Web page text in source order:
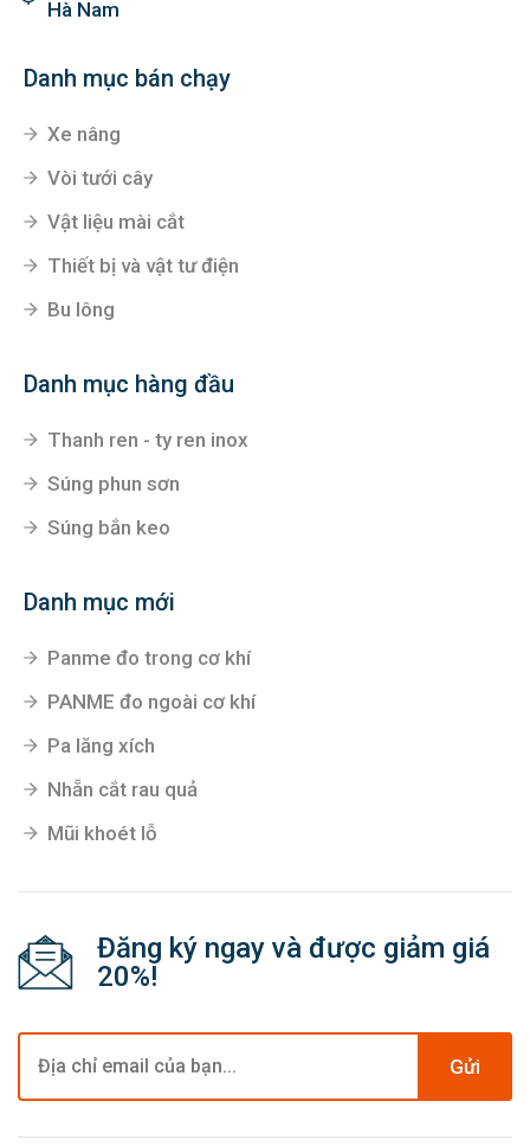
Liêm Chính- Phủ Lý- Hà Nam
Hà Nam
Đường Lê Duẩn- khu ĐT CEO1- Liêm Chính- Phủ Lý -
Danh mục bán chạy
Vật liệu mài cắt
Danh mục hàng đầu
Thanh ren - ty ren inox
Danh mục mới
Pa lăng xích
Nhẵn cắt rau quả
Mũi khoét lỗ
Đăng ký ngay và được giảm giá
20%!